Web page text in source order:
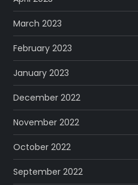
March 2023
February 2023
January 2023
December 2022
November 2022
October 2022
September 2022